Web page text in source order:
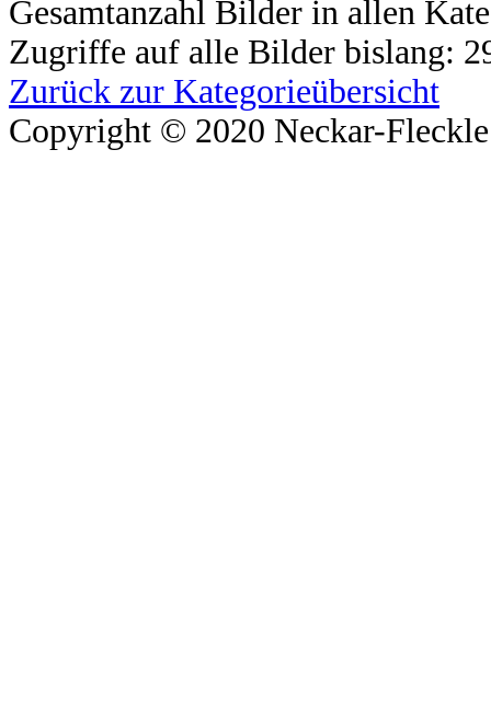
Gesamtanzahl Bilder in allen
Zugriffe auf alle Bilder bislang:
Zurück zur Kategorieübersicht
Copyright © 2020 Neckar-